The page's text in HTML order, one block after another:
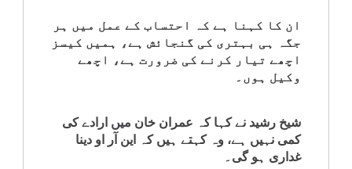
ان کا کہنا ہے کہ احتساب کے عمل میں ہر
جگہ ہی بہتری کی گنجائش ہے، ہمیں کیسز
اچھے تیار کرنے کی ضرورت ہے، اچھے
وکیل ہوں۔
شیخ رشید نے کہا کہ عمران خان میں ارادے کی
کمی نہیں ہے، وہ کہتے ہیں کہ این آر او دینا
غداری ہو گی۔